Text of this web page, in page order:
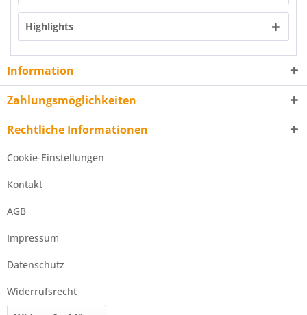
Highlights
Information
Zahlungsmöglichkeiten
Rechtliche Informationen
Cookie-Einstellungen
Kontakt
AGB
Impressum
Datenschutz
Widerrufsrecht